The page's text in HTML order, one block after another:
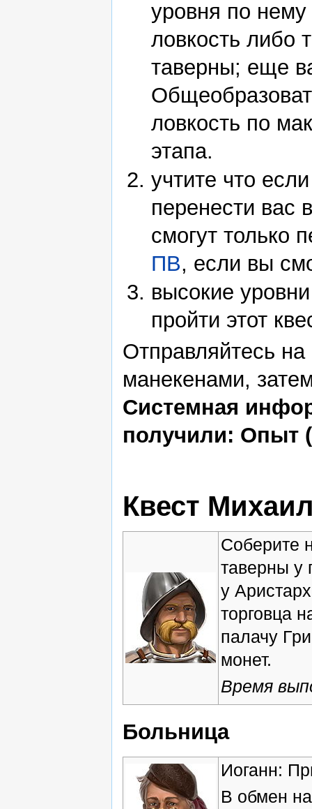
уровня по
ловкость либо
таверны; еще
ловкость по
этапа.
учтите что
перенести вас
смогут только
ПВ, если вы
высокие
пройти этот
Отправляйтесь
манекенами,
Системная
получили: Опыт
Квест
Соберите
таверны у
у
торговца
палачу
монет.
Время
Больница
Иоганн:
В обмен